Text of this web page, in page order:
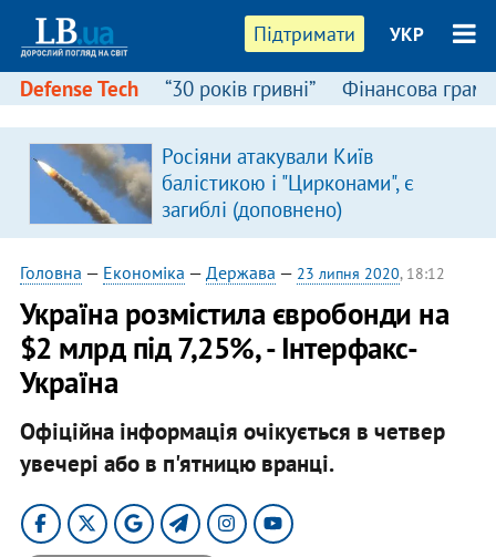
Підтримати УКР
Defense Tech “30 років гривні” Фінансова
Росіяни атакували Київ
балістикою і "Цирконами", є
загиблі (доповнено)
Головна — Економіка — Держава — 23 липня 2020, 18:12
Україна розмістила євробонди на
$2 млрд під 7,25%, - Інтерфакс-
Україна
Офіційна інформація очікується в четвер
увечері або в п'ятницю вранці.